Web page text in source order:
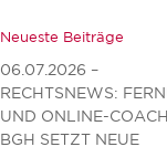
Neueste Beiträge
06.07.2026 –
RECHTSNEWS:
UND ONLINE-
BGH SETZT NEUE